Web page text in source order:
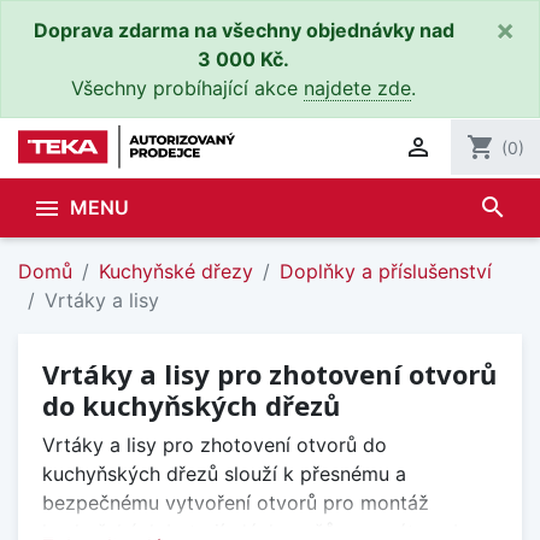
Doprava zdarma na všechny objednávky nad
3 000 Kč.
Všechny probíhající akce najdete zde.
×
 shopping_cart (0)
 MENU search
Domů Kuchyňské dřezy
Doplňky a příslušenství
Vrtáky a lisy
Vrtáky a lisy pro zhotovení otvorů
do kuchyňských dřezů
Vrtáky a lisy pro zhotovení otvorů do
kuchyňských dřezů slouží k přesnému a
bezpečnému vytvoření otvorů pro montáž